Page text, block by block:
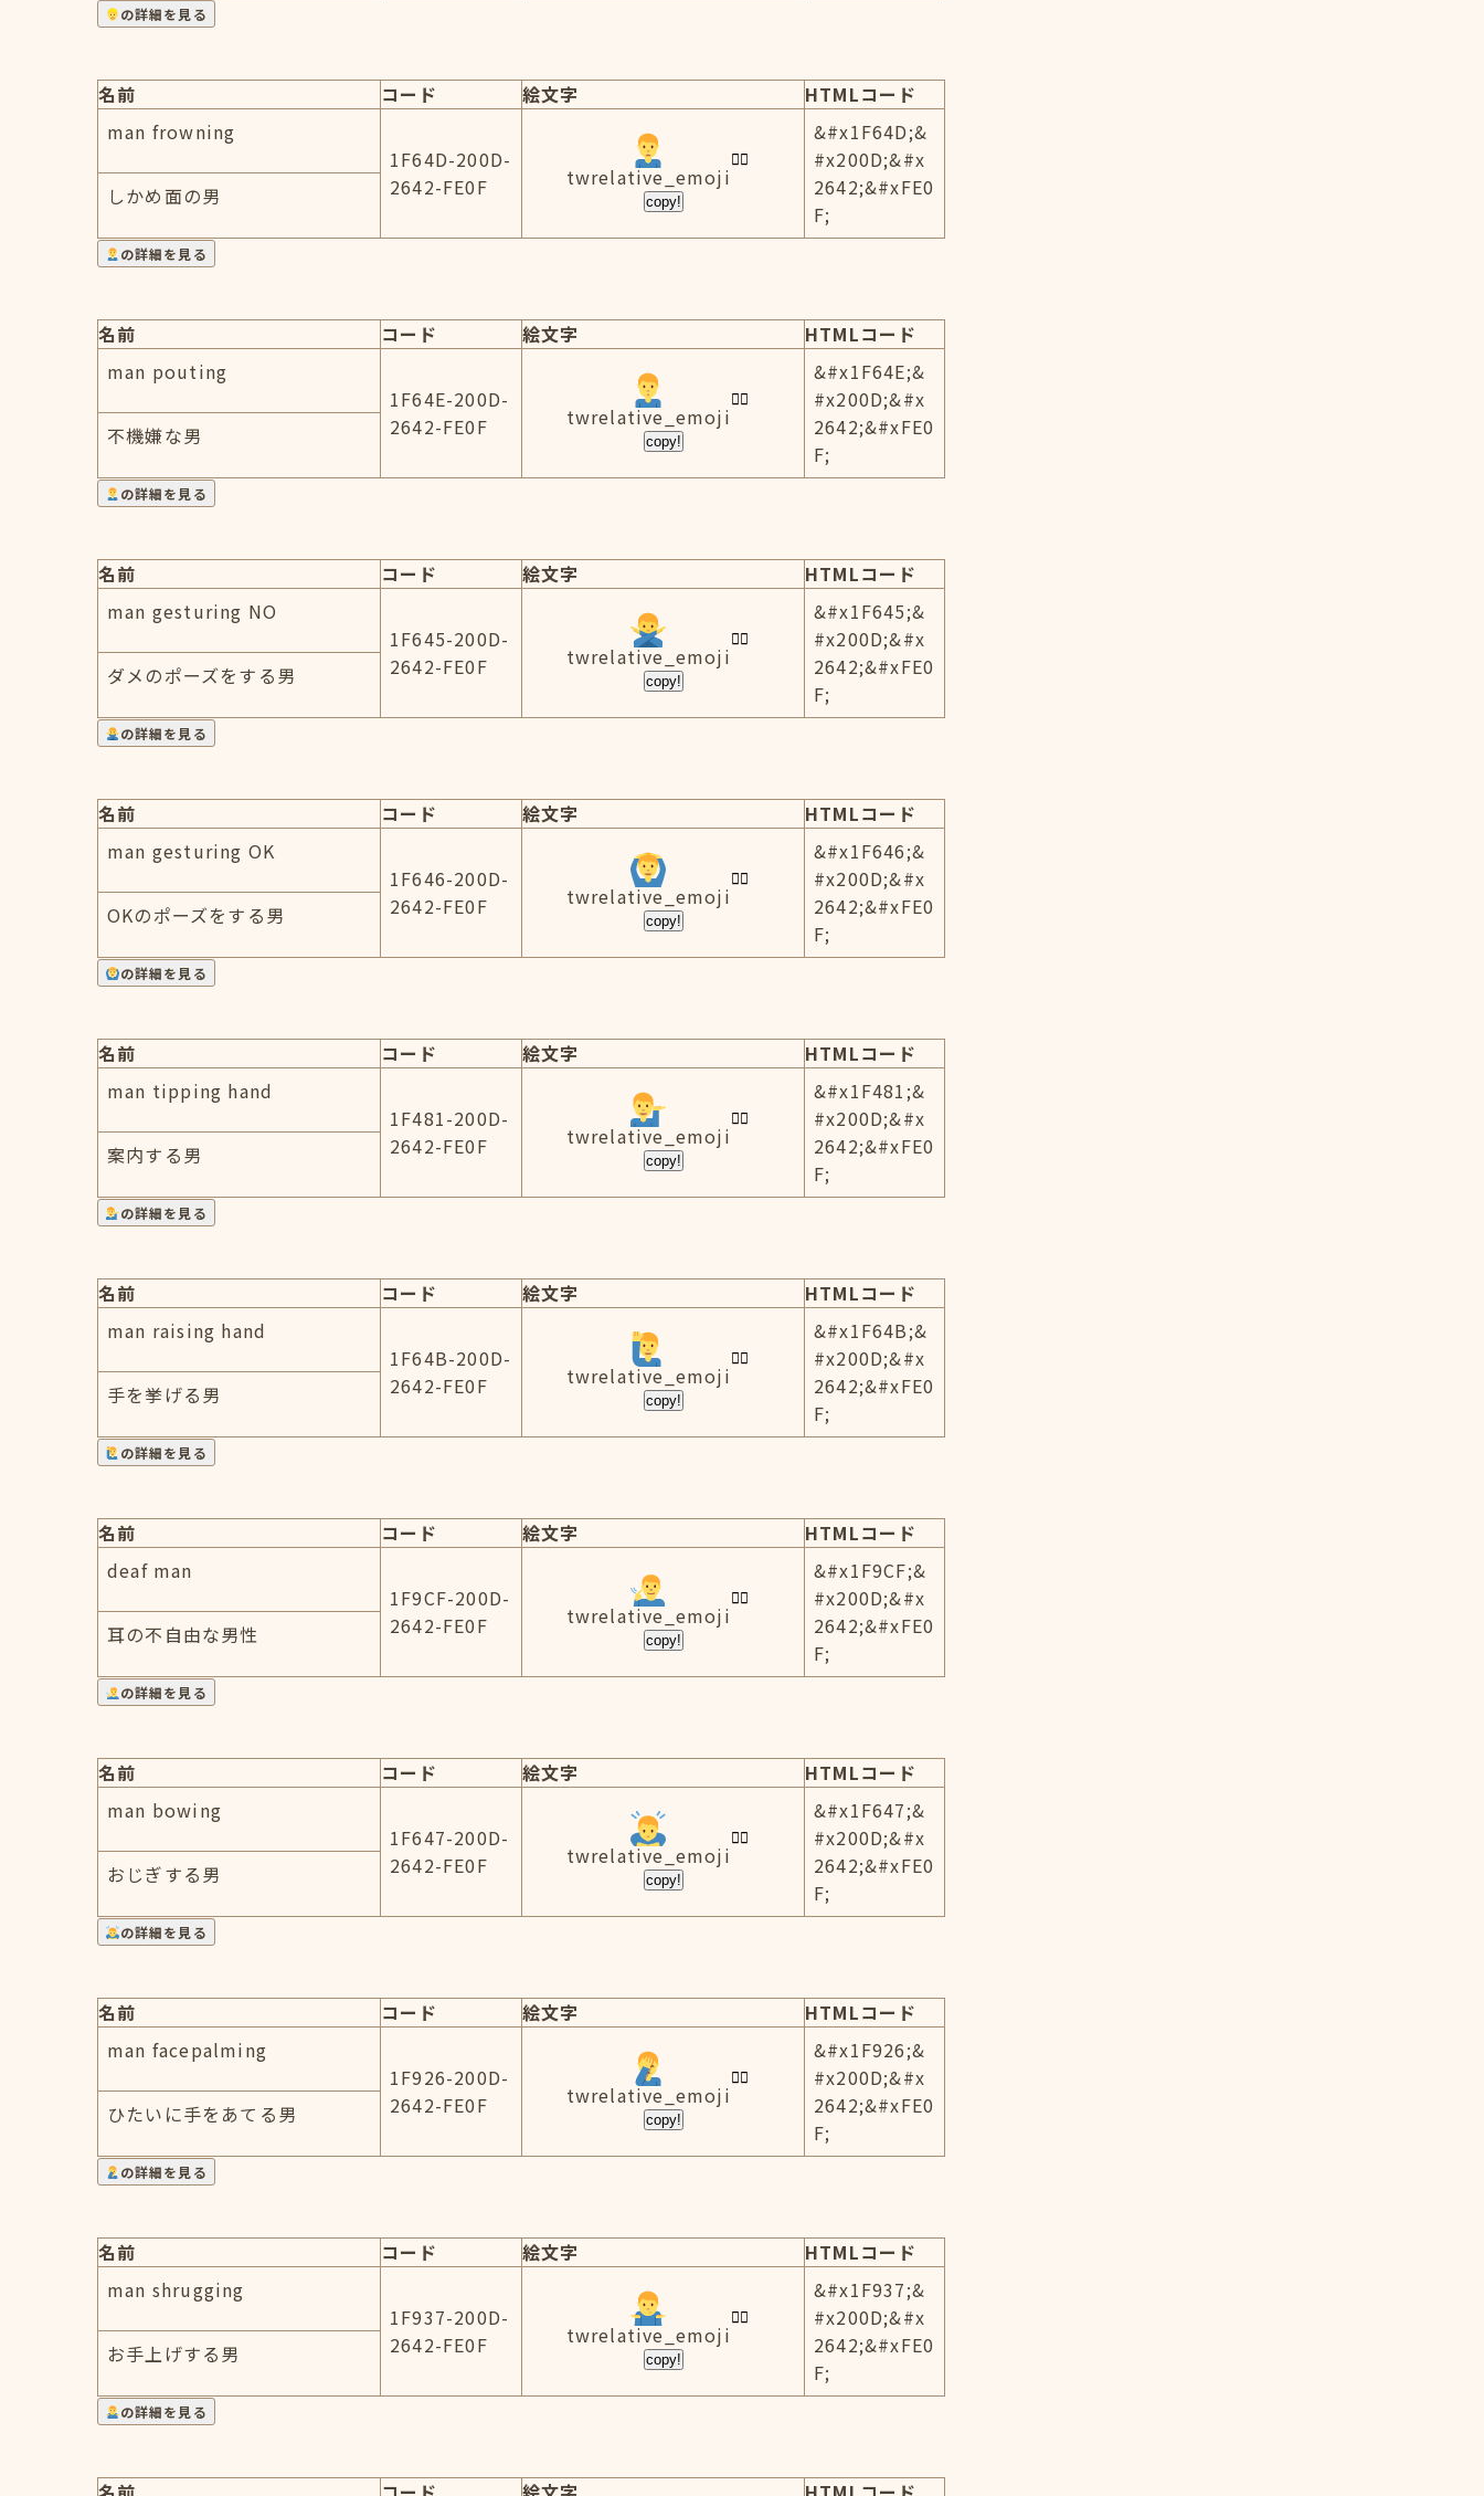
の詳細を見る
名前 コード 絵文字
HTMLコード
man frowning
1F64D-200D-
2642-FE0F
twrelative_emoji
copy!
&#x1F64D;&
#x200D;&#x
2642;&#xFE0
F;
しかめ面の男
の詳細を見る
名前 コード 絵文字
HTMLコード
man pouting
1F64E-200D-
2642-FE0F
twrelative_emoji
copy!
&#x1F64E;&
#x200D;&#x
2642;&#xFE0
F;
不機嫌な男
の詳細を見る
名前 コード 絵文字
HTMLコード
man gesturing NO
1F645-200D-
2642-FE0F
twrelative_emoji
copy!
&#x1F645;&
#x200D;&#x
2642;&#xFE0
F;
ダメのポーズをする男
の詳細を見る
名前 コード 絵文字
HTMLコード
man gesturing OK
1F646-200D-
2642-FE0F
twrelative_emoji
copy!
&#x1F646;&
#x200D;&#x
2642;&#xFE0
F;
OKのポーズをする男
の詳細を見る
名前 コード 絵文字
HTMLコード
man tipping hand
1F481-200D-
2642-FE0F
twrelative_emoji
copy!
&#x1F481;&
#x200D;&#x
2642;&#xFE0
F;
案内する男
の詳細を見る
名前 コード 絵文字
HTMLコード
man raising hand
1F64B-200D-
2642-FE0F
twrelative_emoji
copy!
&#x1F64B;&
#x200D;&#x
2642;&#xFE0
F;
手を挙げる男
の詳細を見る
名前 コード 絵文字
HTMLコード
deaf man
1F9CF-200D-
2642-FE0F
twrelative_emoji
copy!
&#x1F9CF;&
#x200D;&#x
2642;&#xFE0
F;
耳の不自由な男性
の詳細を見る
名前 コード 絵文字
HTMLコード
man bowing
1F647-200D-
2642-FE0F
twrelative_emoji
copy!
&#x1F647;&
#x200D;&#x
2642;&#xFE0
F;
おじぎする男
の詳細を見る
名前 コード 絵文字
HTMLコード
man facepalming
1F926-200D-
2642-FE0F
twrelative_emoji
copy!
&#x1F926;&
#x200D;&#x
2642;&#xFE0
F;
ひたいに手をあてる男
の詳細を見る
名前 コード 絵文字
HTMLコード
man shrugging
1F937-200D-
2642-FE0F
twrelative_emoji
copy!
&#x1F937;&
#x200D;&#x
2642;&#xFE0
F;
お手上げする男
の詳細を見る